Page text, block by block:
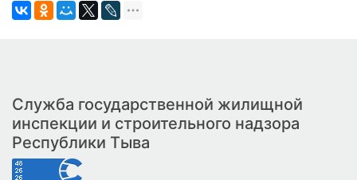
Служба государственной жилищной
инспекции и строительного надзора
Республики Тыва